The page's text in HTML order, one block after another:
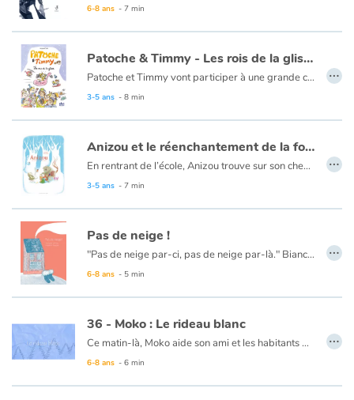
6-8 ans - 7 min
Patoche & Timmy - Les rois de la glisse
Patoche et Timmy vont participer à une grande compétition de luge à la montagne. Pour mettre toutes les chances de leur côté, ils doivent bien s’équiper. Direction : la boutique de sports ! Mais problème, il ne reste plus qu'une luge en vente... Ni une, ni deux, on prend ce qu'il y a, le temps presse... Le public est au rendez-vous, SNOW TV retransmet le grand événement… et c’est parti !
3-5 ans - 8 min
…
Anizou et le réenchantement de la forêt
En rentrant de l’école, Anizou trouve sur son chemin un livre abandonné par un troll. Page après page, elle nomme les animaux qu’elle découvre, et ceux-ci surgissent aussitôt pour peupler autour d’elle le paysage recouvert par la neige. Ainsi va-t-elle réenchanter la forêt qui cesse alors de lui paraître vide et silencieuse.
3-5 ans - 7 min
…
Pas de neige !
"Pas de neige par-ci, pas de neige par-là." Bianca se demande bien pourquoi ses amis répètent ce refrain en soupirant, le nez collé à la fenêtre. Jusqu’à ce que… le ciel se détache en petits morceaux blancs, comme dans une fête !
6-8 ans - 5 min
…
36 - Moko : Le rideau blanc
Ce matin-là, Moko aide son ami et les habitants du village à couper du bois pour se chauffer. La neige se met à tomber. Alarick le rejoint et le somme de regagner le village, mais Moko veut connaître le secret de la neige. Il marche en direction de la montagne. Arrivé au sommet, il voit le vent agiter de grands arbres d’où s’échappent des nuages de flocons. Une tempête se lève, et barre sa route comme un immense rideau. Moko supplie la montagne de le laisser redescendre, jurant qu’il ne dirait rien de son secret. La tempête se calme et lorsqu’à son retour Alarick lui demande ce qu’il a découvert, Moko lui confie que le secret de la montagne ne doit pas être dévoilé…
Ce livre est disponible en anglais :36 - Moko : The white curtain
6-8 ans - 6 min
…